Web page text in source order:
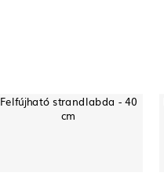
Felfújható strandlabda - 40
cm